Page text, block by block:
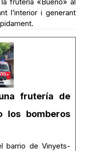
l’interior i generant
frutería de
los bomberos
barrio de Vinyets-